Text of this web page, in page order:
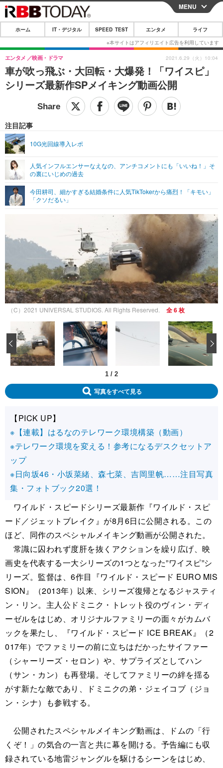
CLOSE
ホーム
IT・デジタル
IT・デジタルTOP スマートフォン
ショッピング その他
SPEED TEST
エンタメTOP 映画・ドラマ
グラビア
ショッピング その他
ライフTOP
その他
リリース一覧
プッシュ通知の停止方法
MENU
ホーム IT・デジタル SPEED TEST エンタメ ライフ
車が吹っ飛ぶ・大回転・大爆発！「ワイスピ」
シリーズ最新作SPメイキング動画公開
エンタメ 映画・ドラマ
注目記事
10G光回線導入レポ
人気インフルエンサーなえなの、アンチコメントにも「いいね！」そ
の裏にいじめの過去
今田耕司、細かすぎる結婚条件に人気TikTokerから痛烈！「キモい」
「クソだるい」
2021.6.29（火）10:04
（C）2021 UNIVERSAL STUDIOS. All Rights Reserved. 全 6 枚
1 / 2
‹
写真をすべて見る
【PICK UP】
※【連載】はるなのテレワーク環境構築（動画）
※テレワーク環境を変える！参考になるデスクセットア
ップ
※日向坂46・小坂菜緒、森七菜、吉岡里帆……注目写真
集・フォトブック20選！
ワイルド・スピードシリーズ最新作『ワイルド・スピ
ード／ジェットブレイク』が8月6日に公開される。この
ほど、同作のスペシャルメイキング動画が公開された。
常識に囚われず度肝を抜くアクションを繰り広げ、映
画史を代表する一大シリーズの1つとなった”ワイスピ”シ
リーズ。監督は、6作目『ワイルド・スピード EURO MIS
SION』（2013年）以来、シリーズ復帰となるジャスティ
ン・リン。主人公ドミニク・トレット役のヴィン・ディ
ーゼルをはじめ、オリジナルファミリーの面々がカムバ
ックを果たし、『ワイルド・スピード ICE BREAK』（2
017年）でファミリーの前に立ちはだかったサイファー
（シャーリーズ・セロン）や、サプライズとしてハン
（サン・カン）も再登場。そしてファミリーの絆を揺る
がす新たな敵であり、ドミニクの弟・ジェイコブ（ジョ
ン・シナ）も参戦する。
公開されたスペシャルメイキング動画は、ドムの「行
くぞ！」の気合の一言と共に幕を開ける。予告編にも収
録されている地雷ジャングルを駆けるシーンをはじめ、